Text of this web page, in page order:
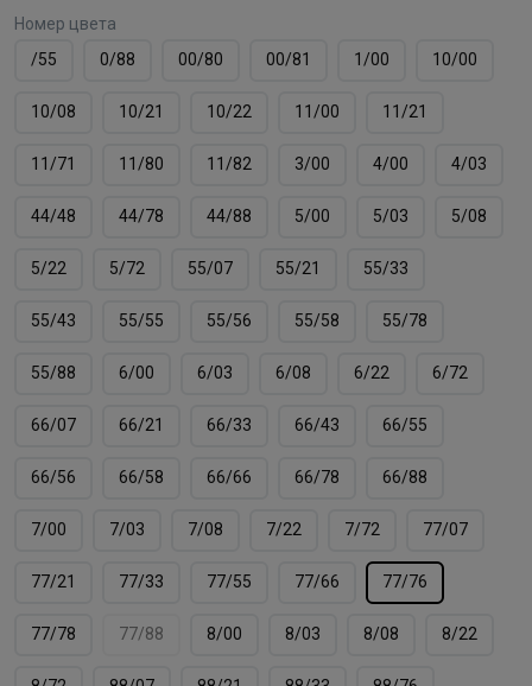
Номер цвета
/55
0/88 00/80 00/81 1/00 10/00
10/08 10/21 10/22 11/00 11/21
11/71 11/80 11/82 3/00 4/00 4/03
44/48 44/78 44/88 5/00 5/03 5/08
5/22 5/72 55/07 55/21 55/33
55/43 55/55 55/56 55/58 55/78
55/88 6/00 6/03 6/08 6/22 6/72
66/07 66/21 66/33 66/43 66/55
66/56 66/58 66/66 66/78 66/88
7/00 7/03 7/08 7/22 7/72 77/07
77/21 77/33 77/55 77/66 77/76
77/78 77/88 8/00 8/03 8/08 8/22